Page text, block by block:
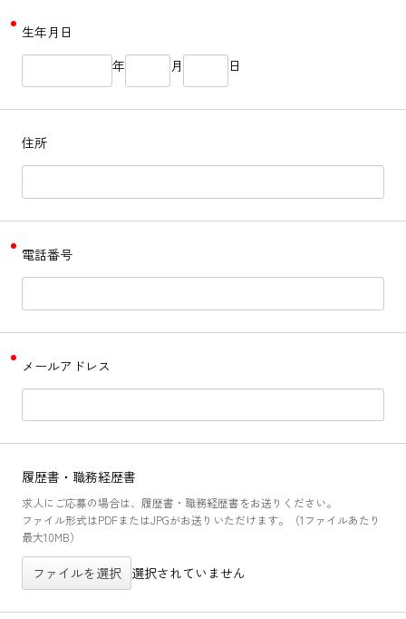
生年月日
年
月 日
住所
電話番号
メールアドレス
履歴書・職務経歴書
求人にご応募の場合は、履歴書・職務経歴書をお送りください。
ファイル形式はPDFまたはJPGがお送りいただけます。（1ファイルあたり
最大10MB）
ファイルを選択 選択されていません